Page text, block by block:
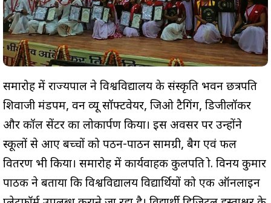
समारोह में राज्यपाल ने विश्वविद्यालय के संस्कृति भवन छत्रपति
शिवाजी मंडपम, वन व्यू सॉफ्टवेयर, जिओ टैगिंग, डिजीलॉकर
और कॉल सेंटर का लोकार्पण किया। इस अवसर पर उन्होंने
स्कूलों से आए बच्चों को पठन-पाठन सामग्री, बैग एवं फल
वितरण भी किया। समारोह में कार्यवाहक कुलपति प्रो. विनय कुमार
पाठक ने बताया कि विश्वविद्यालय विद्यार्थियों को एक ऑनलाइन